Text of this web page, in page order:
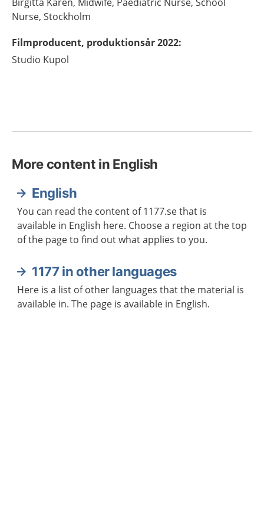
Nurse, Stockholm
Filmproducent, produktionsår 2022:
Studio Kupol
More content in English
English
You can read the content of 1177.se that is
available in English here. Choose a region at the top
of the page to find out what applies to you.
1177 in other languages
Here is a list of other languages that the material is
available in. The page is available in English.